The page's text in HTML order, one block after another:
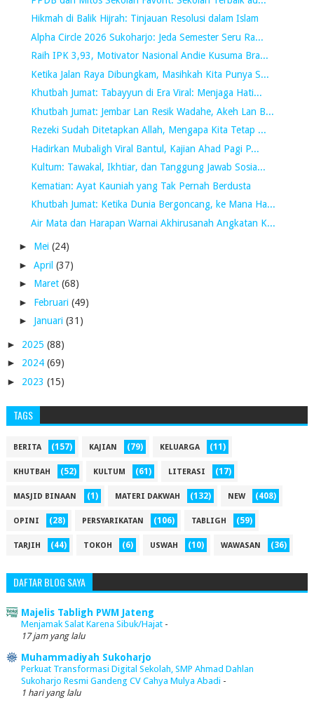
Hikmah di Balik Hijrah: Tinjauan Resolusi dalam Islam
Alpha Circle 2026 Sukoharjo: Jeda Semester Seru Ra...
Raih IPK 3,93, Motivator Nasional Andie Kusuma Bra...
Ketika Jalan Raya Dibungkam, Masihkah Kita Punya S...
Khutbah Jumat: Tabayyun di Era Viral: Menjaga Hati...
Khutbah Jumat: Jembar Lan Resik Wadahe, Akeh Lan B...
Rezeki Sudah Ditetapkan Allah, Mengapa Kita Tetap ...
Hadirkan Mubaligh Viral Bantul, Kajian Ahad Pagi P...
Kultum: Tawakal, Ikhtiar, dan Tanggung Jawab Sosia...
Kematian: Ayat Kauniah yang Tak Pernah Berdusta
Khutbah Jumat: Ketika Dunia Bergoncang, ke Mana Ha...
Air Mata dan Harapan Warnai Akhirusanah Angkatan K...
► Mei (24)
► April (37)
► Maret (68)
► Februari (49)
► Januari (31)
► 2025 (88)
► 2024 (69)
► 2023 (15)
TAGS
BERITA (157) KAJIAN (79) KELUARGA (11)
KHUTBAH (52) KULTUM (61) LITERASI (17)
MASJID BINAAN (1) MATERI DAKWAH (132) NEW (408)
OPINI (28) PERSYARIKATAN (106) TABLIGH (59)
TARJIH (44) TOKOH (6) USWAH (10) WAWASAN (36)
DAFTAR BLOG SAYA
Majelis Tabligh PWM Jateng
Menjamak Salat Karena Sibuk/Hajat -
17 jam yang lalu
Muhammadiyah Sukoharjo
Perkuat Transformasi Digital Sekolah, SMP Ahmad Dahlan
Sukoharjo Resmi Gandeng CV Cahya Mulya Abadi -
1 hari yang lalu